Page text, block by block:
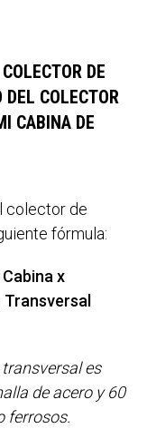
DE
COLECTOR
CABINA DE
colector de
fórmula:
x
es
de acero y 60
ferrosos.